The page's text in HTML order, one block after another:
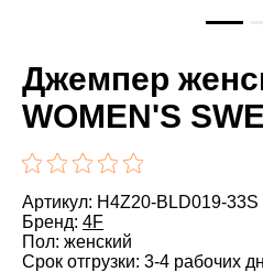
Джемпер
WOMEN'S
Артикул: H4Z20-BLD019-33S
Бренд: 4F
Пол: женский
Срок отгрузки: 3-4 рабочих